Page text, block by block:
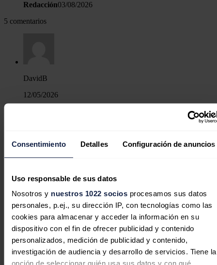
Consentimiento Detalles Configuración de anuncios
Uso responsable de sus datos
Nosotros y nuestros 1022 sociosprocesamos sus datos
personales, p.ej., su dirección IP, con tecnologías como las
cookies para almacenar y acceder la información en su
dispositivo con el fin de ofrecer publicidad y contenido
personalizados, medición de publicidad y contenido,
investigación de audiencia y desarrollo de servicios. Tiene la
opción de seleccionar quién usa sus datos y con qué
Redacción03/08/2026
5 comentarios
DavidB
12/05/2026
Asimov
12/05/2026
A ver que opina el pp y feijooo jjj
Responder